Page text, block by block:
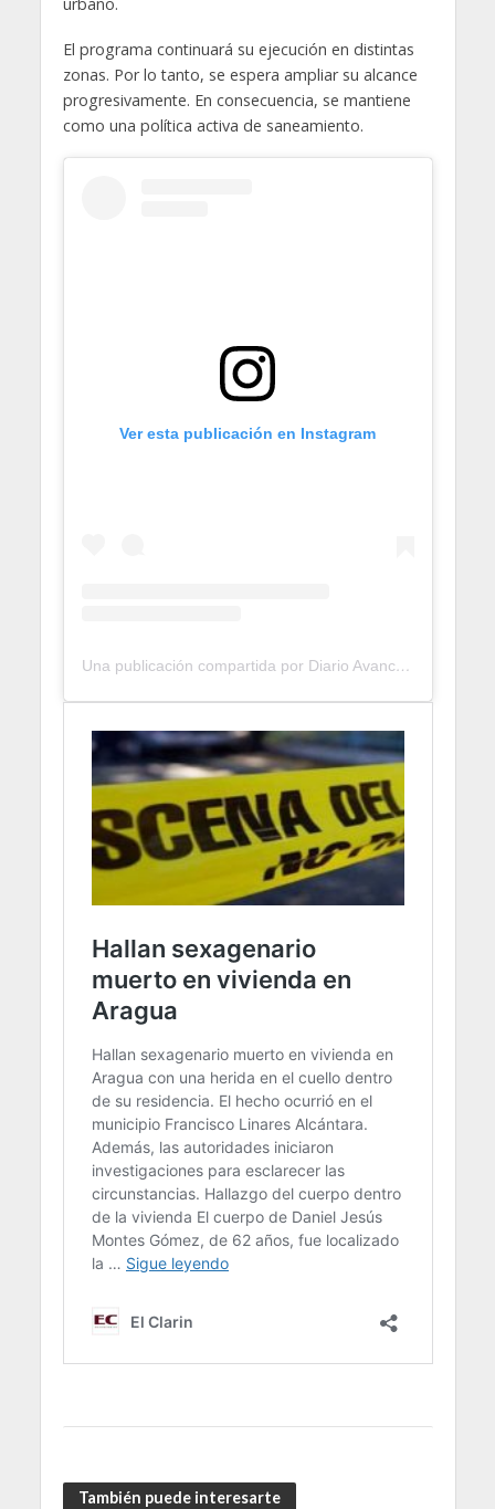
El programa continuará su ejecución en distintas
zonas. Por lo tanto, se espera ampliar su alcance
progresivamente. En consecuencia, se mantiene
como una política activa de saneamiento.
Ver esta publicación en Instagram
Una publicación compartida por Diario Avance (@diarioavance24)
También puede interesarte